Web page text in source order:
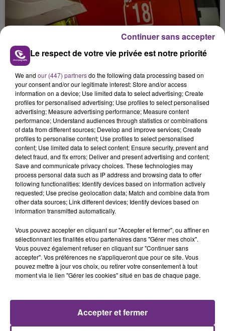
UN FEU DE REMORQUE BLOQUE LA
CIRCULATION DANS LES ARDENNES
Un feu de remorque s'est déclaré ce mercredi en
fin de matinée sur l'A34.
TITRES DIFFUSÉS
15h36
15h36
ALEX WARREN
Fever Dream
15h29
15h29
TRYO
La Traversee
Le respect de votre vie privée est notre priorité
We and our (447) partnersdo the following data processing based on
your consent and/or our legitimate interest: Store and/or access
information on a device; Use limited data to select advertising; Create
profiles for personalised advertising; Use profiles to select personalised
advertising; Measure advertising performance; Measure content
performance; Understand audiences through statistics or combinations
of data from different sources; Develop and improve services; Create
profiles to personalise content; Use profiles to select personalised
content; Use limited data to select content; Ensure security, prevent and
detect fraud, and fix errors; Deliver and present advertising and content;
Save and communicate privacy choices. These technologies may
process personal data such as IP address and browsing data to offer
following functionalities: Identify devices based on information actively
requested; Use precise geolocation data; Match and combine data from
other data sources; Link different devices; Identify devices based on
information transmitted automatically.
Vous pouvez accepter en cliquant sur "Accepter et fermer", ou affiner en
sélectionnant les finalités et/ou partenaires dans "Gérer mes choix".
Vous pouvez également refuser en cliquant sur "Continuer sans
accepter". Vos préférences ne s'appliqueront que pour ce site. Vous
pouvez mettre à jour vos choix, ou retirer votre consentement à tout
moment via le lien "Gérer les cookies" situé en bas de chaque page.
Accepter et fermer
Continuer sans accepter